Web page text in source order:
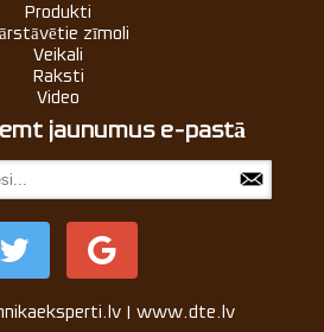
Produkti
zīmoli
Veikali
Raksti
Video
jaunumus e-pastā
| www.dte.lv